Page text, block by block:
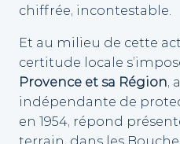
chiffrée, incontestable.
Et au milieu de cette
certitude locale
Provence et sa Région,
indépendante de
en 1954, répond